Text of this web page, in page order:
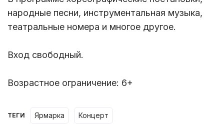
народные песни, инструментальная музыка,
театральные номера и многое другое.
Вход свободный.
Возрастное ограничение: 6+
ТЕГИ ярмарка концерт